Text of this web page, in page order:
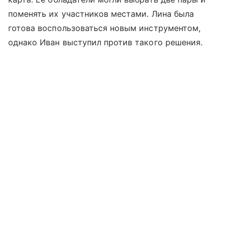
поменять их участников местами. Лина была
готова воспользоваться новым инструментом,
однако Иван выступил против такого решения.